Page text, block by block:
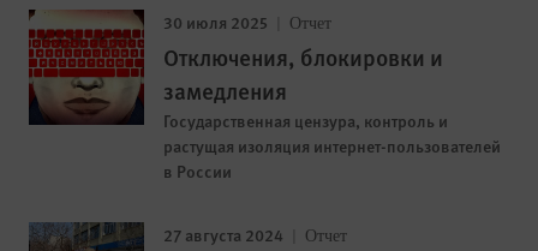
30 июля 2025 Отчет
Отключения, блокировки и
замедления
Государственная цензура, контроль и
растущая изоляция интернет-пользователей
в России
27 августа 2024 Отчет